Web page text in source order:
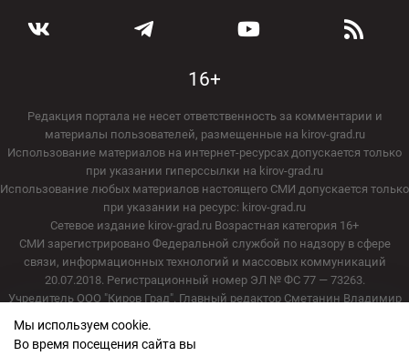
16+
Редакция портала не несет ответственность за комментарии и
материалы пользователей, размещенные на kirov-grad.ru
Использование материалов на интернет-ресурсах допускается только
при указании гиперссылки на kirov-grad.ru
Использование любых материалов настоящего СМИ допускается только
при указании на ресурс: kirov-grad.ru
Сетевое издание kirov-grad.ru Возрастная категория 16+
СМИ зарегистрировано Федеральной службой по надзору в сфере
связи, информационных технологий и массовых коммуникаций
20.07.2018. Регистрационный номер ЭЛ № ФС 77 — 73263.
Учредитель ООО "Киров Град". Главный редактор Сметанин Владимир
Адрес редакции: 610000, Кировская область, г. Киров, ул. Московская, д.
Мы используем cookie.
Во время посещения сайта вы